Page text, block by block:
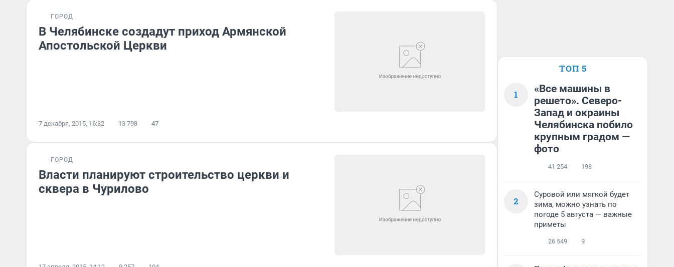
ГОРОД
В Челябинске создадут приход Армянской
Апостольской Церкви
7 декабря, 2015, 16:32 13 798 47
ГОРОД
Власти планируют строительство церкви и
сквера в Чурилово
ТОП 5
1
«Все машины в
решето». Северо-
Запад и окраины
Челябинска побило
крупным градом —
фото
41 254 198
2
Суровой или мягкой будет
зима, можно узнать по
погоде 5 августа — важные
приметы
26 549 9